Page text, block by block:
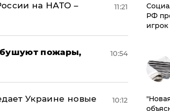
на НАТО –
11:21
пожары,
10:54
Украине новые
10:12
РФ
игрок